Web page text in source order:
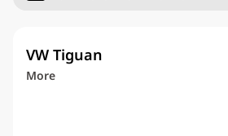
VW Tiguan
More